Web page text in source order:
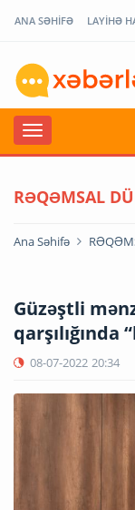
ANA SƏHİFƏ LAYİHƏ
RƏQƏMSAL
Ana Səhifə
Güzəştli
08-07-2022 20:34